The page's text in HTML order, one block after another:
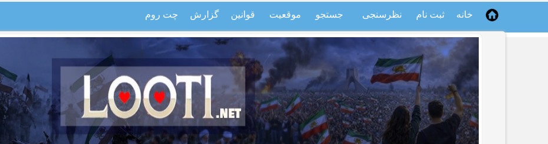
خانه ثبت نام نظرسنجی جستجو موقعیت قوانین گزارش چت روم